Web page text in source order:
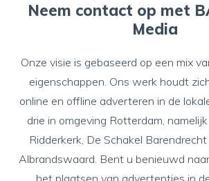
Neem contact op met
Media
Onze visie is gebaseerd op een mix
eigenschappen. Ons werk houdt
online en offline adverteren in de
drie in omgeving Rotterdam,
Ridderkerk, De Schakel
Albrandswaard. Bent u benieuwd
het plaatsen van advertenties in